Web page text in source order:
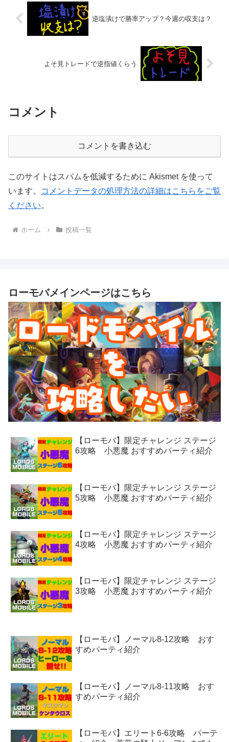
逆塩漬けで勝率アップ？今週の収支は？
よそ見トレードで逆指値くらう
コメント
コメントを書き込む
このサイトはスパムを低減するために Akismet を使って
います。
コメントデータの処理方法の詳細はこちらをご覧
ください。
ホーム 投稿一覧
ローモバメインページはこちら
【ローモバ】限定チャレンジ ステージ
6攻略 小悪魔 おすすめパーティ紹介
【ローモバ】限定チャレンジ ステージ
5攻略 小悪魔 おすすめパーティ紹介
【ローモバ】限定チャレンジ ステージ
4攻略 小悪魔 おすすめパーティ紹介
【ローモバ】限定チャレンジ ステージ
3攻略 小悪魔 おすすめパーティ紹介
【ローモバ】ノーマル8-12攻略 おす
すめパーティ紹介
【ローモバ】ノーマル8-11攻略 おす
すめパーティ紹介
【ローモバ】エリート6-6攻略 パーテ